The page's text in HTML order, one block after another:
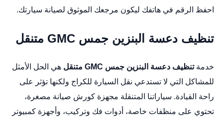
احفظ الرقم في هاتفك ليكون مرجعك الموثوق لصيانة سيارتك.
تنظيف دعسة البنزين جمس GMC متنقل
خدمةتنظيف دعسة البنزين جمس GMC متنقل
هي الحل الأمثل
للمشاكل التي لا تستدعي نقل السيارة للكراج ولكنها تؤثر على
راحة القيادة. سياراتنا المتنقلة مجهزة كورش صيانة مصغرة،
تحتوي على منظفات خاصة، أدوات فك وتركيب، وأجهزة كمبيوتر